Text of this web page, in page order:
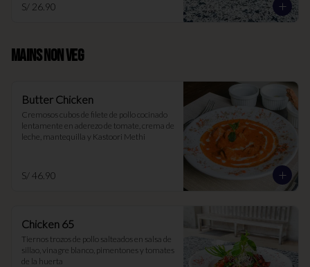
S/ 26.90
MAINS NON VEG
Butter Chicken
Cremosos cubos de filete de pollo cocinado
lentamente en aderezo de tomate, crema de
leche, mantequilla y Kastoori Methi
S/ 46.90
Chicken 65
Tiernos trozos de pollo salteados en salsa de
sillao, vinagre blanco, pimentones y tomates
de la huerta